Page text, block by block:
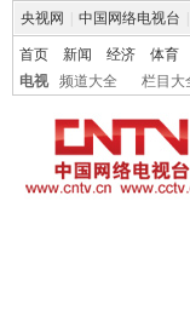
央视网 中国网络电视台
首页 新闻 经济 体育
电视
频道大全 栏目大